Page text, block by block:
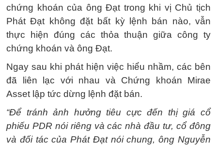
chứng khoán của ông Đạt trong khi vị Chủ tịch
Phát Đạt không đặt bất kỳ lệnh bán nào, vẫn
thực hiện đúng các thỏa thuận giữa công ty
chứng khoán và ông Đạt.
Ngay sau khi phát hiện việc hiểu nhầm, các bên
đã liên lạc với nhau và Chứng khoán Mirae
Asset lập tức dừng lệnh đặt bán.
“Để tránh ảnh hưởng tiêu cực đến thị giá cổ
phiếu PDR nói riêng và các nhà đầu tư, cổ đông
và đối tác của Phát Đạt nói chung, ông Nguyễn